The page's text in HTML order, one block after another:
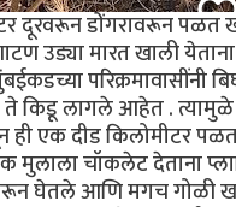
दूरवरून डोंगरावरून पळत
मारत खाली येताना
किडू लागले आहेत .
एक दीड किलोमीटर
मुलाला चॉकलेट देताना
घेतले आणि मगच गोळी